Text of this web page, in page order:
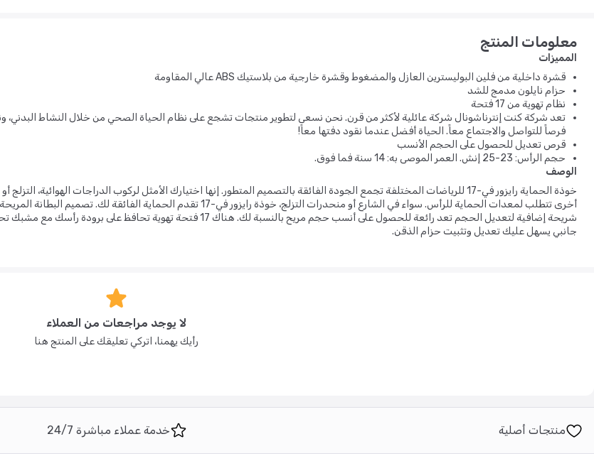
معلومات المنتج
المميزات
قشرة داخلية من فلين البوليسترين العازل والمضغوط وقشرة خارجية من بلاستيك ABS عالي المقاومة
حزام نايلون مدمج للشد
نظام تهوية من 17 فتحة
تعد شركة كنت إنترناشونال شركة عائلية لأكثر من قرن. نحن نسعى لتطوير منتجات تشجع على نظام الحياة الصحي من خلال النشاط البدني،
فرصاً للتواصل والاجتماع معاً. الحياة أفضل عندما نقود دفتها معاً!
قرص تعديل للحصول على الحجم الأنسب
حجم الرأس: 23-25 إنش. العمر الموصى به: 14 سنة فما فوق.
الوصف
خوذة الحماية رايزور في-17 للرياضات المختلفة تجمع الجودة الفائقة بالتصميم المتطور. إنها اختيارك الأمثل لركوب الدراجات الهوائية،
أخرى تتطلب لمعدات الحماية للرأس. سواء في الشارع أو منحدرات التزلج، خوذة رايزور في-17 تقدم الحماية الفائقة لك. تصميم البطانة
شريحة إضافية لتعديل الحجم تعد رائعة للحصول على أنسب حجم مريح بالنسبة لك. هناك 17 فتحة تهوية تحافظ على برودة رأسك مع
جانبي يسهل عليك تعديل وتثبيت حزام الذقن.
لا يوجد مراجعات من العملاء
رأيك يهمنا، اتركي تعليقك على المنتج هنا
منتجات أصلية خدمة عملاء مباشرة 24/7